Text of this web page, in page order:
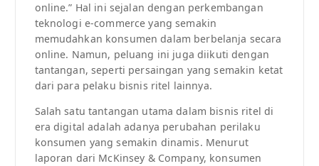
online.” Hal ini sejalan dengan perkembangan
teknologi e-commerce yang semakin
memudahkan konsumen dalam berbelanja secara
online. Namun, peluang ini juga diikuti dengan
tantangan, seperti persaingan yang semakin ketat
dari para pelaku bisnis ritel lainnya.
Salah satu tantangan utama dalam bisnis ritel di
era digital adalah adanya perubahan perilaku
konsumen yang semakin dinamis. Menurut
laporan dari McKinsey & Company, konsumen